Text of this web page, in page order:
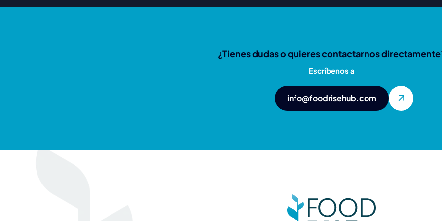
¿Tienes dudas o quieres contactarnos
Escríbenos a
info@foodrisehub.com